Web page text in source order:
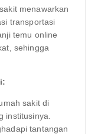
menawarkan
transportasi
temu online
sehingga
sakit di
institusinya.
tantangan